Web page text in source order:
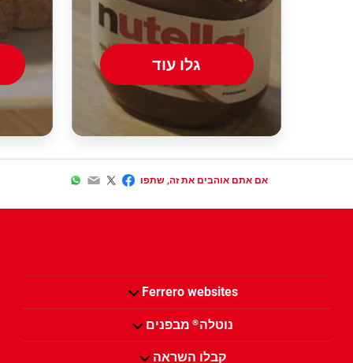
גלו עוד
אם אתם אוהבים את זה, שתפו Facebook
Twitter
Email
WhatsApp
Ferrero websites
נוטלה®מבפנים
קבלו השראה